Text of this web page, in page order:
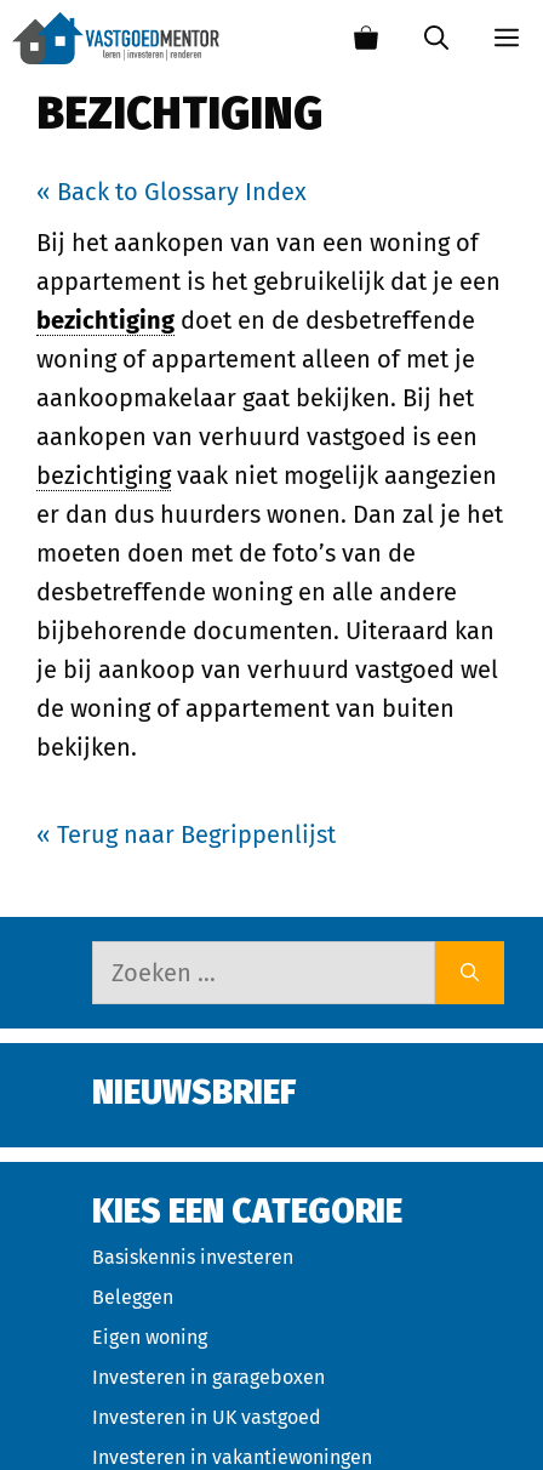
BEZICHTIGING
« Back to Glossary Index
Bij het aankopen van van een woning of
appartement is het gebruikelijk dat je een
bezichtiging doet en de desbetreffende
woning of appartement alleen of met je
aankoopmakelaar gaat bekijken. Bij het
aankopen van verhuurd vastgoed is een
bezichtigingvaak niet mogelijk aangezien
er dan dus huurders wonen. Dan zal je het
moeten doen met de foto’s van de
desbetreffende woning en alle andere
bijbehorende documenten. Uiteraard kan
je bij aankoop van verhuurd vastgoed wel
de woning of appartement van buiten
bekijken.
« Terug naar Begrippenlijst
NIEUWSBRIEF
KIES EEN CATEGORIE
Basiskennis investeren
Beleggen
Eigen woning
Investeren in garageboxen
Investeren in UK vastgoed
Investeren in vakantiewoningen